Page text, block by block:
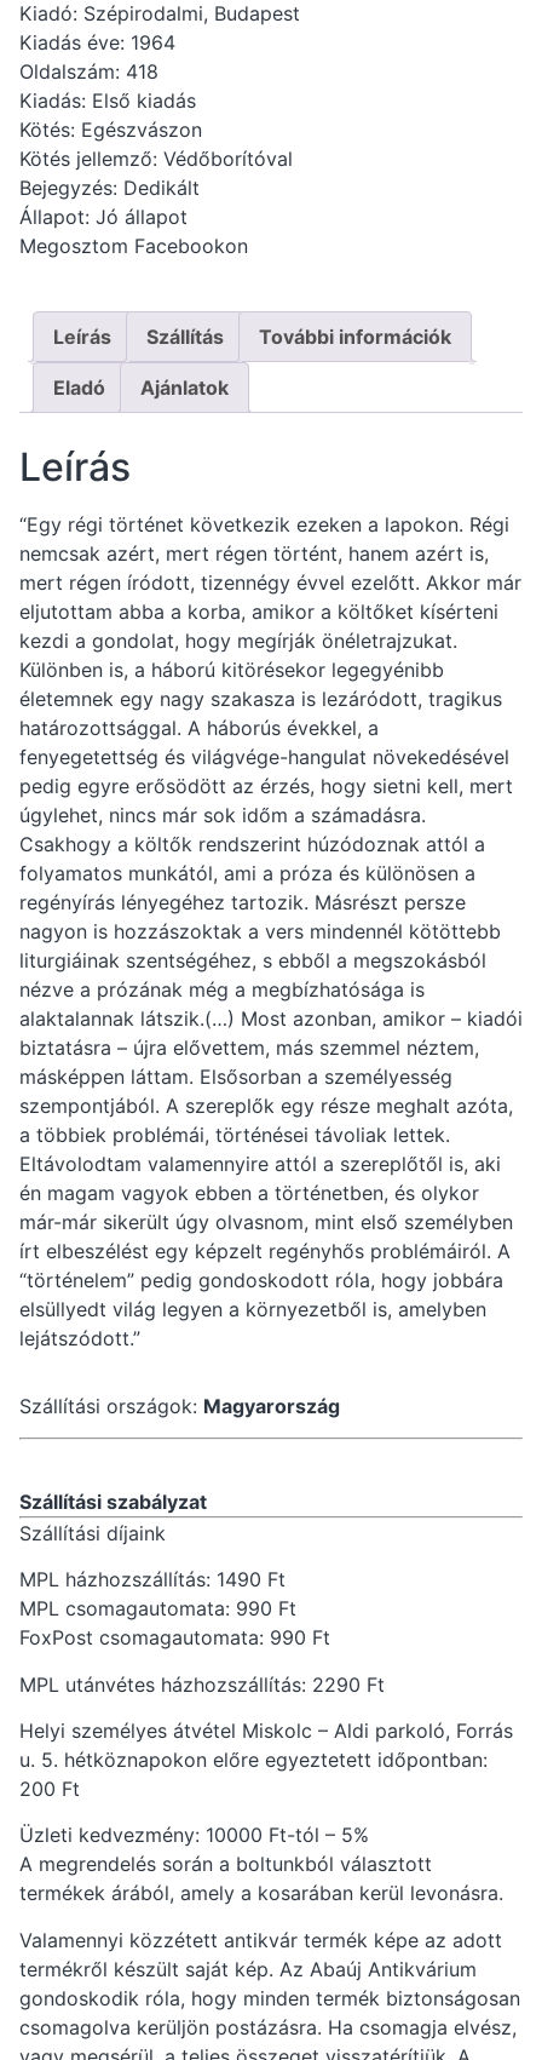
Kiadó: Szépirodalmi, Budapest
Kiadás éve: 1964
Oldalszám: 418
Kiadás: Első kiadás
Kötés: Egészvászon
Kötés jellemző: Védőborítóval
Bejegyzés: Dedikált
Állapot: Jó állapot
Megosztom Facebookon
Leírás Szállítás További információk
Eladó Ajánlatok
Leírás
“Egy régi történet következik ezeken a lapokon. Régi
nemcsak azért, mert régen történt, hanem azért is,
mert régen íródott, tizennégy évvel ezelőtt. Akkor már
eljutottam abba a korba, amikor a költőket kísérteni
kezdi a gondolat, hogy megírják önéletrajzukat.
Különben is, a háború kitörésekor legegyénibb
életemnek egy nagy szakasza is lezáródott, tragikus
határozottsággal. A háborús évekkel, a
fenyegetettség és világvége-hangulat növekedésével
pedig egyre erősödött az érzés, hogy sietni kell, mert
úgylehet, nincs már sok időm a számadásra.
Csakhogy a költők rendszerint húzódoznak attól a
folyamatos munkától, ami a próza és különösen a
regényírás lényegéhez tartozik. Másrészt persze
nagyon is hozzászoktak a vers mindennél kötöttebb
liturgiáinak szentségéhez, s ebből a megszokásból
nézve a prózának még a megbízhatósága is
alaktalannak látszik.(…) Most azonban, amikor – kiadói
biztatásra – újra elővettem, más szemmel néztem,
másképpen láttam. Elsősorban a személyesség
szempontjából. A szereplők egy része meghalt azóta,
a többiek problémái, történései távoliak lettek.
Eltávolodtam valamennyire attól a szereplőtől is, aki
én magam vagyok ebben a történetben, és olykor
már-már sikerült úgy olvasnom, mint első személyben
írt elbeszélést egy képzelt regényhős problémáiról. A
“történelem” pedig gondoskodott róla, hogy jobbára
elsüllyedt világ legyen a környezetből is, amelyben
lejátszódott.”
Szállítási országok: Magyarország
Szállítási szabályzat
Szállítási díjaink
MPL házhozszállítás: 1490 Ft
MPL csomagautomata: 990 Ft
FoxPost csomagautomata: 990 Ft
MPL utánvétes házhozszállítás: 2290 Ft
Helyi személyes átvétel Miskolc – Aldi parkoló, Forrás
u. 5. hétköznapokon előre egyeztetett időpontban:
200 Ft
Üzleti kedvezmény: 10000 Ft-tól – 5%
A megrendelés során a boltunkból választott
termékek árából, amely a kosarában kerül levonásra.
Valamennyi közzétett antikvár termék képe az adott
termékről készült saját kép. Az Abaúj Antikvárium
gondoskodik róla, hogy minden termék biztonságosan
csomagolva kerüljön postázásra. Ha csomagja elvész,